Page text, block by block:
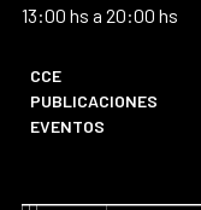
13:00 hs a 20:00 hs
CCE
PUBLICACIONES
EVENTOS